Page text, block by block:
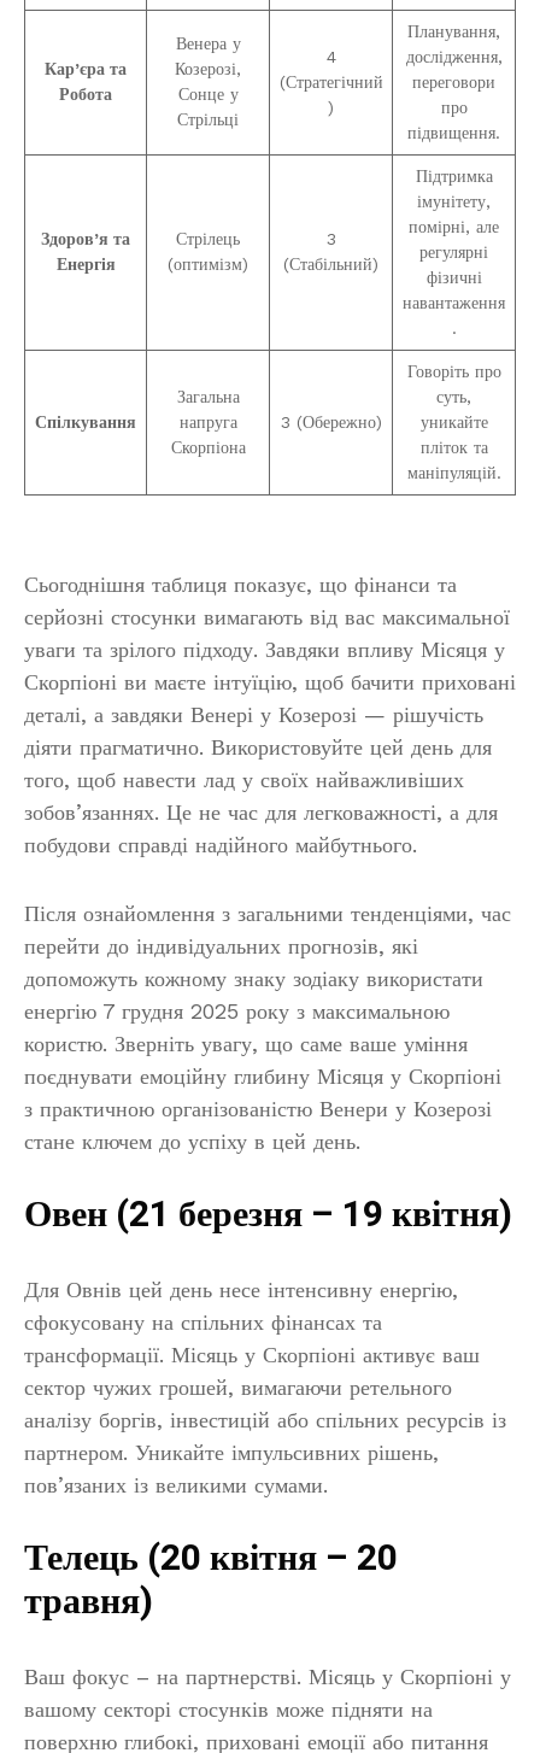
Кар’єра та
Робота
Венера у
Козерозі,
Сонце у
Стрільці
4
(Стратегічний
)
Планування,
дослідження,
переговори
про
підвищення.
Здоров’я та
Енергія
Стрілець
(оптимізм)
3
(Стабільний)
Підтримка
імунітету,
помірні, але
регулярні
фізичні
навантаження
.
Спілкування
Загальна
напруга
Скорпіона
3 (Обережно)
Говоріть про
суть,
уникайте
пліток та
маніпуляцій.
Сьогоднішня таблиця показує, що фінанси та
серйозні стосунки вимагають від вас максимальної
уваги та зрілого підходу. Завдяки впливу Місяця у
Скорпіоні ви маєте інтуїцію, щоб бачити приховані
деталі, а завдяки Венері у Козерозі — рішучість
діяти прагматично. Використовуйте цей день для
того, щоб навести лад у своїх найважливіших
зобов’язаннях. Це не час для легковажності, а для
побудови справді надійного майбутнього.
Після ознайомлення з загальними тенденціями, час
перейти до індивідуальних прогнозів, які
допоможуть кожному знаку зодіаку використати
енергію 7 грудня 2025 року з максимальною
користю. Зверніть увагу, що саме ваше уміння
поєднувати емоційну глибину Місяця у Скорпіоні
з практичною організованістю Венери у Козерозі
стане ключем до успіху в цей день.
Овен (21 березня – 19 квітня)
Для Овнів цей день несе інтенсивну енергію,
сфокусовану на спільних фінансах та
трансформації. Місяць у Скорпіоні активує ваш
сектор чужих грошей, вимагаючи ретельного
аналізу боргів, інвестицій або спільних ресурсів із
партнером. Уникайте імпульсивних рішень,
пов’язаних із великими сумами.
Телець (20 квітня – 20
травня)
Ваш фокус – на партнерстві. Місяць у Скорпіоні у
вашому секторі стосунків може підняти на
поверхню глибокі, приховані емоції або питання